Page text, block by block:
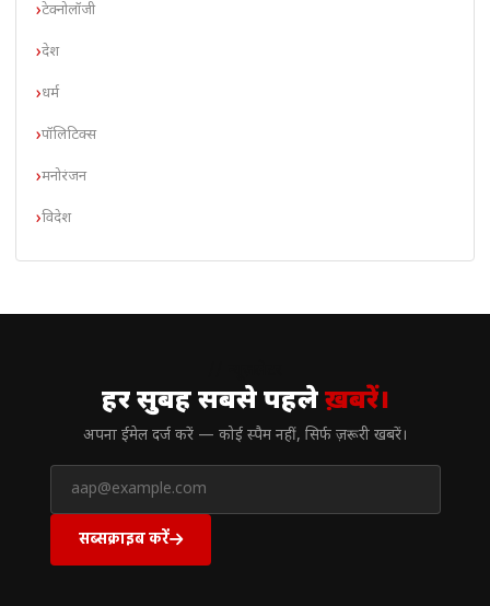
टेक्नोलॉजी
देश
धर्म
पॉलिटिक्स
मनोरंजन
विदेश
हर सुबह सबसे पहलेख़बरें।
अपना ईमेल दर्ज करें — कोई स्पैम नहीं, सिर्फ ज़रूरी खबरें।
सब्सक्राइब करें